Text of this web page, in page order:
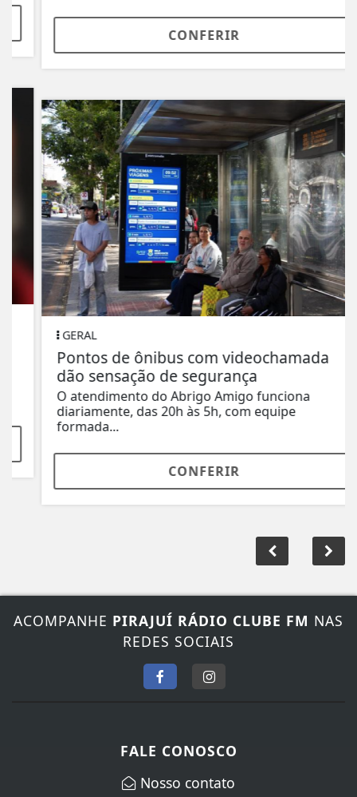
CONFERIR
GERAL
Pontos de ônibus com videochamada
dão sensação de segurança
O atendimento do Abrigo Amigo funciona
diariamente, das 20h às 5h, com equipe
formada...
CONFERIR
ACOMPANHE PIRAJUÍ RÁDIO CLUBE FM NAS
REDES SOCIAIS
FALE CONOSCO
Nosso contato